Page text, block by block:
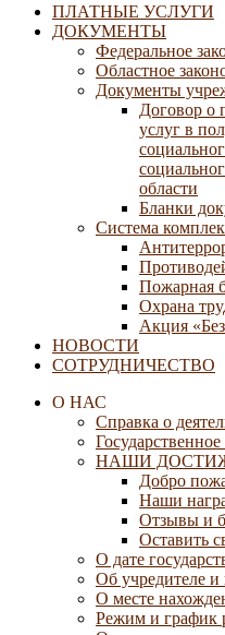
ПЛАТНЫЕ УСЛУГИ
ДОКУМЕНТЫ
Федеральное
Областное
Документы
Договор о
услуг в
области
Бланки
Система
Пожарная
Охрана
Акция
НОВОСТИ
СОТРУДНИЧЕСТВО
О НАС
Справка о
Государственное
НАШИ
Добро
Наши
Отзывы и
Оставить
О дате
Об учредителе
О месте
Режим и график